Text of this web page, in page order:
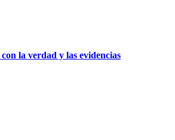
la verdad y las evidencias